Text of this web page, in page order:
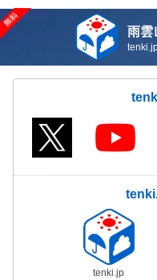
雨雲
tenki.jp